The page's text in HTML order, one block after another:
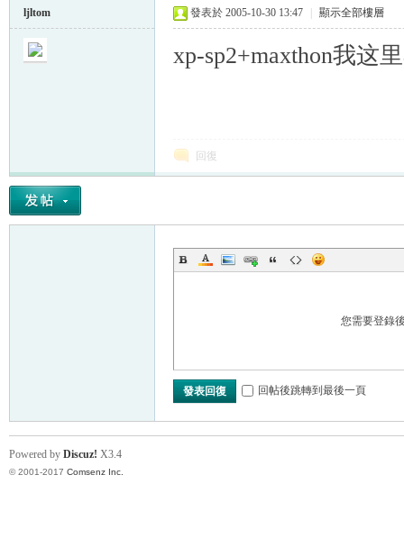
ljltom 發表於 2005-10-30 13:47 顯示全部樓層
xp-sp2+maxthon我这
回復
您需要登錄
發表回復 回帖後跳轉到最後一頁
Powered by Discuz! X3.4
© 2001-2017 Comsenz Inc.